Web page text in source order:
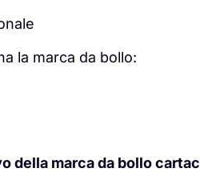
la marca da bollo:
della marca da bollo